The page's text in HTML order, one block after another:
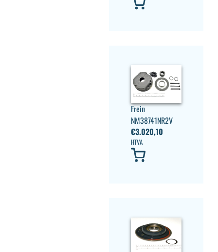
Frein
NM38741NR2V
€3.020,10
HTVA